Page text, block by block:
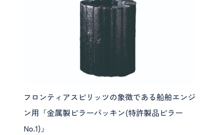
フロンティアスピリッツの象徴である船舶エンジ
ン用「金属製ピラーパッキン(特許製品ピラー
No.1)」